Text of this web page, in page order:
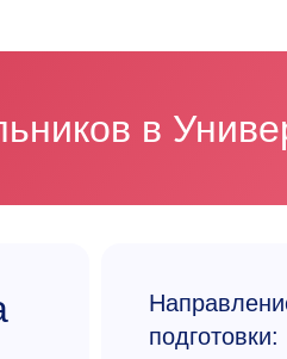
в
подготовки: